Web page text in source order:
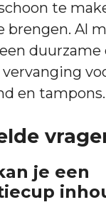
te
brengen. Al
duurzame
en tampons.
je een